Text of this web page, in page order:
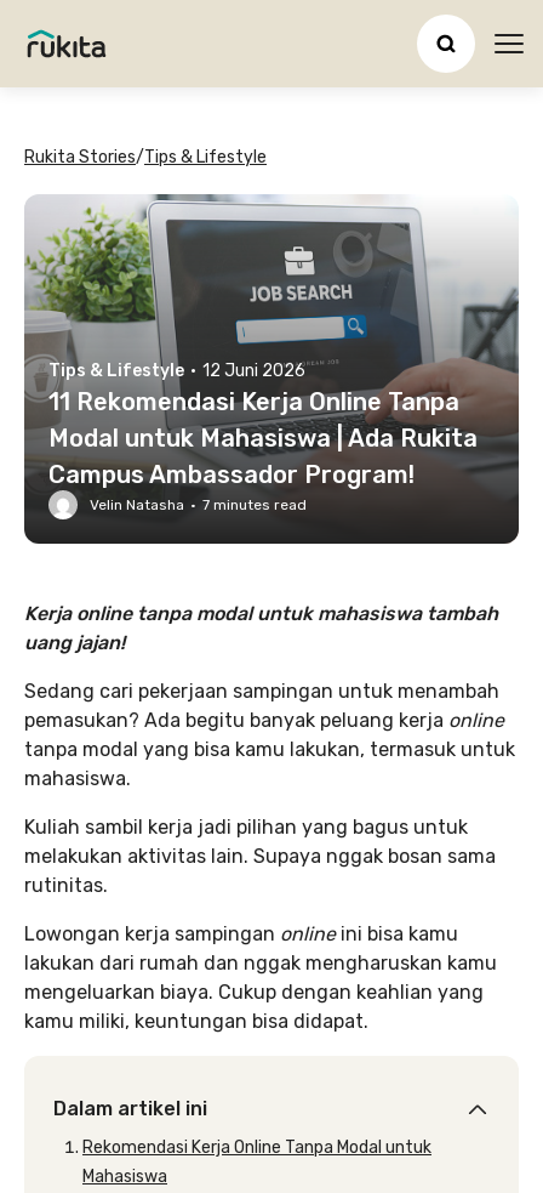
Rukita Stories/Tips & Lifestyle
Tips & Lifestyle · 12 Juni 2026
11 Rekomendasi Kerja Online Tanpa
Modal untuk Mahasiswa | Ada Rukita
Campus Ambassador Program!
Velin Natasha · 7 minutes read
Kerja online tanpa modal untuk mahasiswa tambah
uang jajan!
Sedang cari pekerjaan sampingan untuk menambah
pemasukan? Ada begitu banyak peluang kerja online
tanpa modal yang bisa kamu lakukan, termasuk untuk
mahasiswa.
Kuliah sambil kerja jadi pilihan yang bagus untuk
melakukan aktivitas lain. Supaya nggak bosan sama
rutinitas.
Lowongan kerja sampingan online ini bisa kamu
lakukan dari rumah dan nggak mengharuskan kamu
mengeluarkan biaya. Cukup dengan keahlian yang
kamu miliki, keuntungan bisa didapat.
Dalam artikel ini
Rekomendasi Kerja Online Tanpa Modal untuk
Mahasiswa